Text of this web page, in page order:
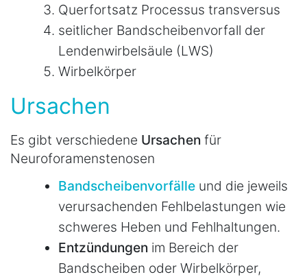
Querfortsatz Processus transversus
seitlicher Bandscheibenvorfall der
Lendenwirbelsäule (LWS)
Wirbelkörper
Ursachen
Es gibt verschiedene Ursachen für
Neuroforamenstenosen
Bandscheibenvorfälle und die jeweils
verursachenden Fehlbelastungen wie
schweres Heben und Fehlhaltungen.
Entzündungen im Bereich der
Bandscheiben oder Wirbelkörper,